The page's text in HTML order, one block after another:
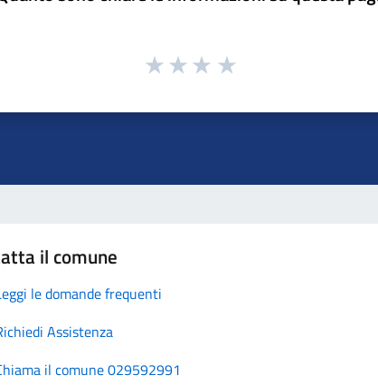
il comune
le domande frequenti
Assistenza
il comune 029592991